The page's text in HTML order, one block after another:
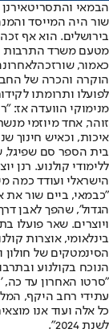
הבמאי והתסריטאי
שור היה המייסד
בירושלים. הוא אף
מטעם משרד התרבות
כאמור, שורזכה
הוקרה והכרה של
לפועלו ותרומתו
מנימוקי הוועדה אז:
זוהר, אחד מיוזמי
איכות, וכאיש חינוך
בית הספר סם שפיגל,
ללימודי קולנוע. רנן
הישראלי ועודד כמה
"כבמאי, ביים שור את
הגדול', שהפך לאבן
ויוצרים. שאר פועלו
בינלאומי, אוצרות
הסינמטקים של חולון
הנוכח בקולנוע
"סרטו האחרון עד כה,
עתידי רחב היקף,
כל אלה ועוד אנו
לשנת 2024".